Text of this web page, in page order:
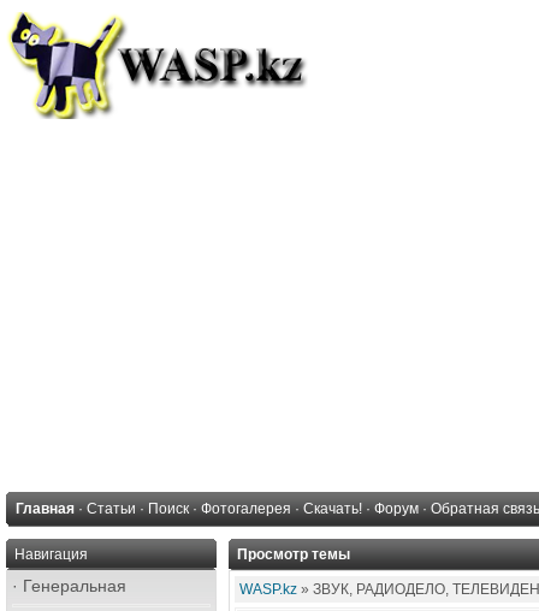
Главная · Статьи · Поиск · Фотогалерея · Скачать! · Форум · Обратная связь
Навигация
· Генеральная
Просмотр темы
WASP.kz » ЗВУК, РАДИОДЕЛО,